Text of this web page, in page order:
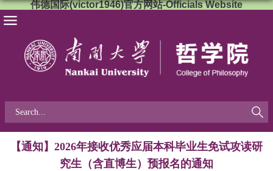
伟德国际(victor1946)官方网站-Officials Website
【通知】2026年接收优秀应届本科毕业生免试攻读研
究生（含直博生）预报名的通知